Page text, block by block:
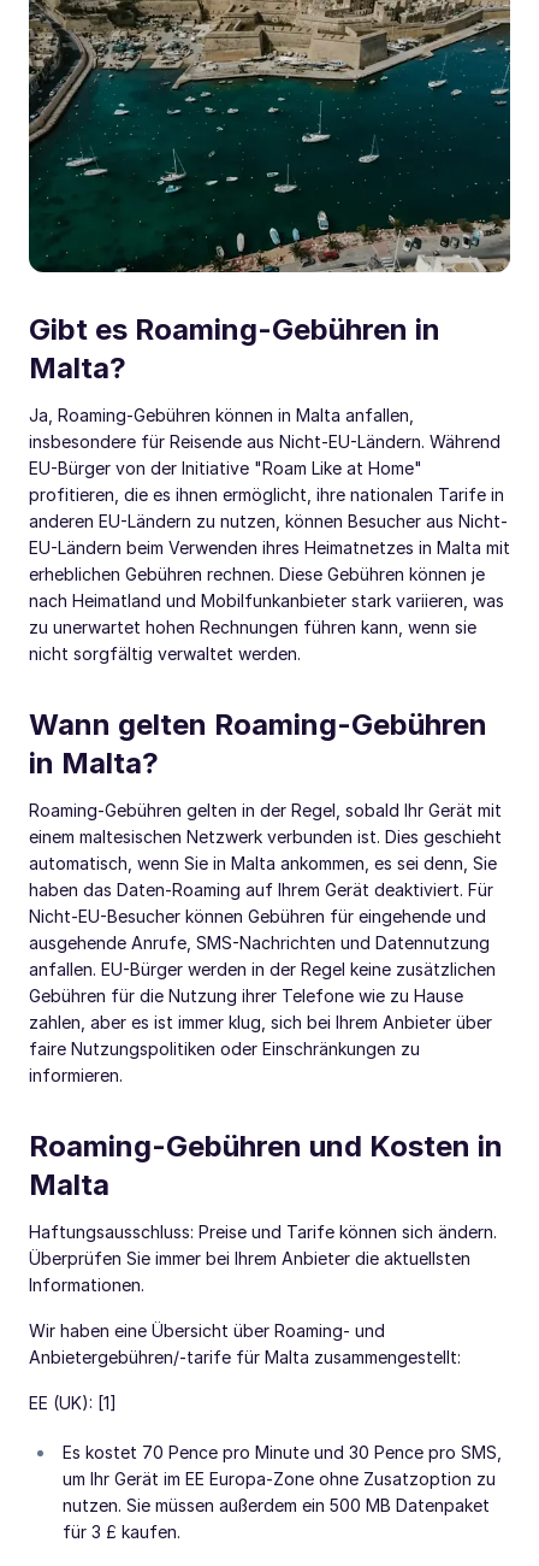
Gibt es Roaming-Gebühren in
Malta?
Ja, Roaming-Gebühren können in Malta anfallen,
insbesondere für Reisende aus Nicht-EU-Ländern. Während
EU-Bürger von der Initiative "Roam Like at Home"
profitieren, die es ihnen ermöglicht, ihre nationalen Tarife in
anderen EU-Ländern zu nutzen, können Besucher aus Nicht-
EU-Ländern beim Verwenden ihres Heimatnetzes in Malta mit
erheblichen Gebühren rechnen. Diese Gebühren können je
nach Heimatland und Mobilfunkanbieter stark variieren, was
zu unerwartet hohen Rechnungen führen kann, wenn sie
nicht sorgfältig verwaltet werden.
Wann gelten Roaming-Gebühren
in Malta?
Roaming-Gebühren gelten in der Regel, sobald Ihr Gerät mit
einem maltesischen Netzwerk verbunden ist. Dies geschieht
automatisch, wenn Sie in Malta ankommen, es sei denn, Sie
haben das Daten-Roaming auf Ihrem Gerät deaktiviert. Für
Nicht-EU-Besucher können Gebühren für eingehende und
ausgehende Anrufe, SMS-Nachrichten und Datennutzung
anfallen. EU-Bürger werden in der Regel keine zusätzlichen
Gebühren für die Nutzung ihrer Telefone wie zu Hause
zahlen, aber es ist immer klug, sich bei Ihrem Anbieter über
faire Nutzungspolitiken oder Einschränkungen zu
informieren.
Roaming-Gebühren und Kosten in
Malta
Haftungsausschluss: Preise und Tarife können sich ändern.
Überprüfen Sie immer bei Ihrem Anbieter die aktuellsten
Informationen.
Wir haben eine Übersicht über Roaming- und
Anbietergebühren/-tarife für Malta zusammengestellt:
EE (UK): [1]
Es kostet 70 Pence pro Minute und 30 Pence pro SMS,
um Ihr Gerät im EE Europa-Zone ohne Zusatzoption zu
nutzen. Sie müssen außerdem ein 500 MB Datenpaket
für 3 £ kaufen.